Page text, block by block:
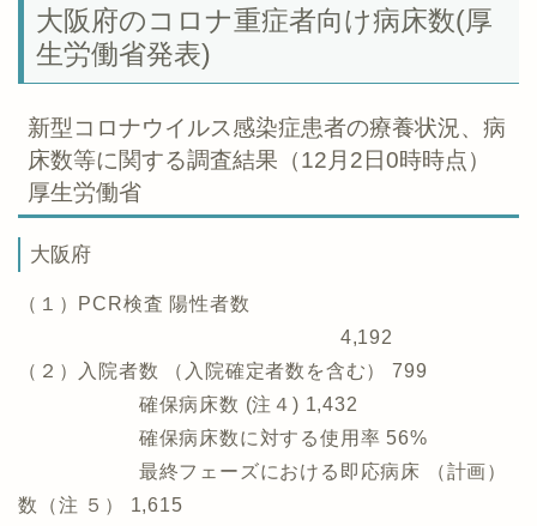
大阪府のコロナ重症者向け病床数(厚
生労働省発表)
新型コロナウイルス感染症患者の療養状況、病
床数等に関する調査結果（12月2日0時時点）
厚生労働省
大阪府
（１）PCR検査 陽性者数
4,192
（２）入院者数 （入院確定者数を含む） 799
確保病床数 (注４) 1,432
確保病床数に対する使用率 56%
最終フェーズにおける即応病床 （計画）
数（注 ５） 1,615